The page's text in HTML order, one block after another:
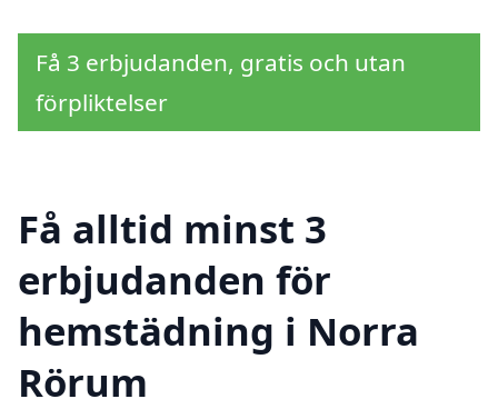
Få 3 erbjudanden, gratis och utan
förpliktelser
Få alltid minst 3
erbjudanden för
hemstädning i Norra
Rörum